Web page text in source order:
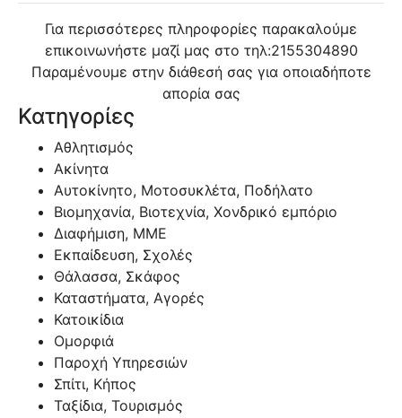
Για περισσότερες πληροφορίες παρακαλούμε
επικοινωνήστε μαζί μας στο τηλ:2155304890
Παραμένουμε στην διάθεσή σας για οποιαδήποτε
απορία σας
Κατηγορίες
Αθλητισμός
Ακίνητα
Αυτοκίνητο, Μοτοσυκλέτα, Ποδήλατο
Βιομηχανία, Βιοτεχνία, Χονδρικό εμπόριο
Διαφήμιση, ΜΜΕ
Εκπαίδευση, Σχολές
Θάλασσα, Σκάφος
Καταστήματα, Αγορές
Κατοικίδια
Ομορφιά
Παροχή Υπηρεσιών
Σπίτι, Κήπος
Ταξίδια, Τουρισμός